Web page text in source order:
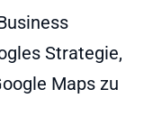
Strategie,
Maps zu